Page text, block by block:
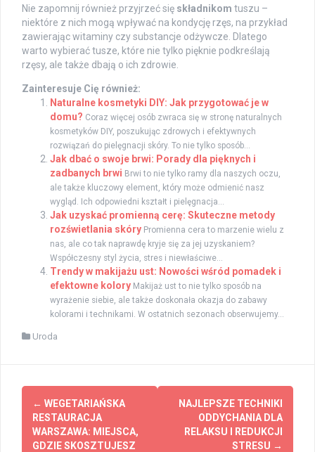
Nie zapomnij również przyjrzeć się składnikom tuszu –
niektóre z nich mogą wpływać na kondycję rzęs, na przykład
zawierając witaminy czy substancje odżywcze. Dlatego
warto wybierać tusze, które nie tylko pięknie podkreślają
rzęsy, ale także dbają o ich zdrowie.
Zainteresuje Cię również:
Naturalne kosmetyki DIY: Jak przygotować je w
domu? Coraz więcej osób zwraca się w stronę naturalnych
kosmetyków DIY, poszukując zdrowych i efektywnych
rozwiązań do pielęgnacji skóry. To nie tylko sposób...
Jak dbać o swoje brwi: Porady dla pięknych i
zadbanych brwi Brwi to nie tylko ramy dla naszych oczu,
ale także kluczowy element, który może odmienić nasz
wygląd. Ich odpowiedni kształt i pielęgnacja...
Jak uzyskać promienną cerę: Skuteczne metody
rozświetlania skóry Promienna cera to marzenie wielu z
nas, ale co tak naprawdę kryje się za jej uzyskaniem?
Współczesny styl życia, stres i niewłaściwe...
Trendy w makijażu ust: Nowości wśród pomadek i
efektowne kolory Makijaż ust to nie tylko sposób na
wyrażenie siebie, ale także doskonała okazja do zabawy
kolorami i technikami. W ostatnich sezonach obserwujemy...
Uroda
Zobacz
wpisy
← WEGETARIAŃSKA
RESTAURACJA
WARSZAWA: MIEJSCA,
GDZIE SKOSZTUJESZ
NAJLEPSZE TECHNIKI
ODDYCHANIA DLA
RELAKSU I REDUKCJI
STRESU →